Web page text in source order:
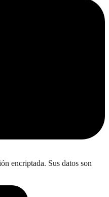
encriptada. Sus datos son